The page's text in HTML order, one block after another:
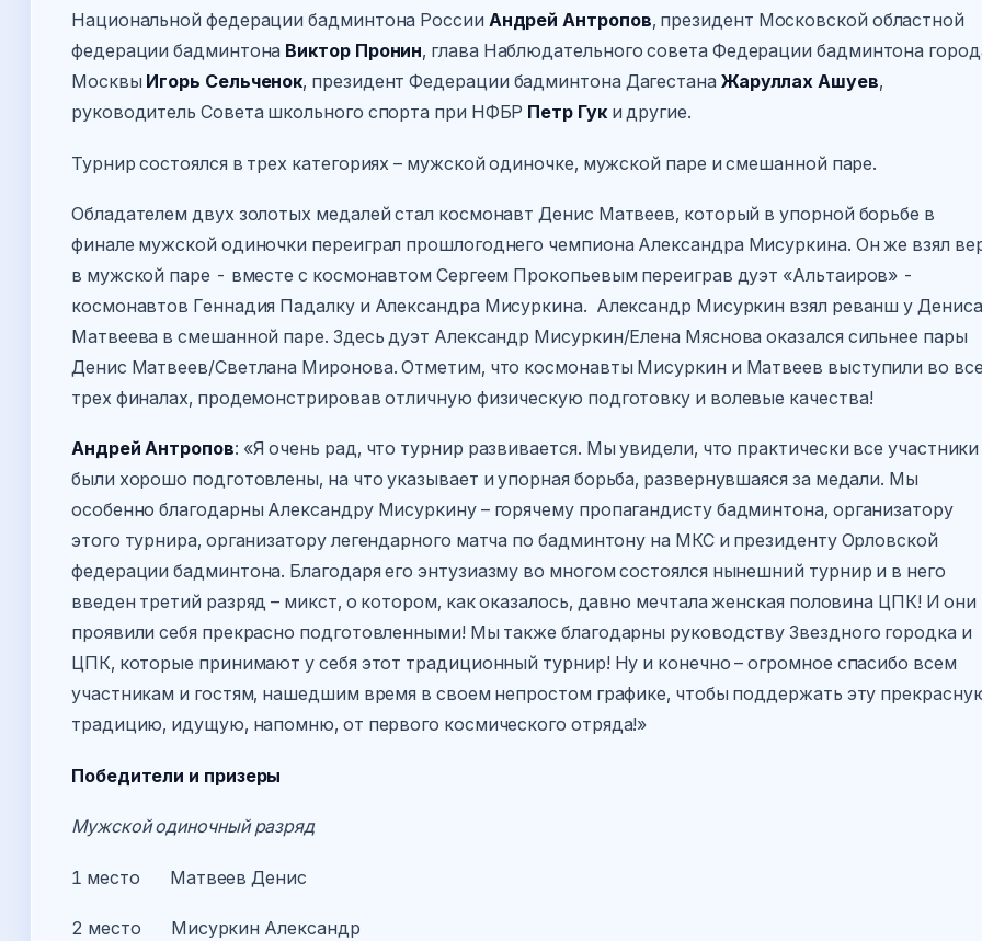
Национальной федерации бадминтона России Андрей Антропов, президент Московской областной
федерации бадминтона Виктор Пронин, глава Наблюдательного совета Федерации бадминтона
Москвы Игорь Сельченок, президент Федерации бадминтона Дагестана Жаруллах Ашуев,
руководитель Совета школьного спорта при НФБР Петр Гуки другие.
Турнир состоялся в трех категориях – мужской одиночке, мужской паре и смешанной паре.
Обладателем двух золотых медалей стал космонавт Денис Матвеев, который в упорной борьбе в
финале мужской одиночки переиграл прошлогоднего чемпиона Александра Мисуркина. Он же взял
в мужской паре - вместе с космонавтом Сергеем Прокопьевым переиграв дуэт «Альтаиров» -
космонавтов Геннадия Падалку и Александра Мисуркина. Александр Мисуркин взял реванш у Дениса
Матвеева в смешанной паре. Здесь дуэт Александр Мисуркин/Елена Мяснова оказался сильнее пары
Денис Матвеев/Светлана Миронова. Отметим, что космонавты Мисуркин и Матвеев выступили во
трех финалах, продемонстрировав отличную физическую подготовку и волевые качества!
Андрей Антропов: «Я очень рад, что турнир развивается. Мы увидели, что практически все участники
были хорошо подготовлены, на что указывает и упорная борьба, развернувшаяся за медали. Мы
особенно благодарны Александру Мисуркину – горячему пропагандисту бадминтона, организатору
этого турнира, организатору легендарного матча по бадминтону на МКС и президенту Орловской
федерации бадминтона. Благодаря его энтузиазму во многом состоялся нынешний турнир и в него
введен третий разряд – микст, о котором, как оказалось, давно мечтала женская половина ЦПК! И они
проявили себя прекрасно подготовленными! Мы также благодарны руководству Звездного городка и
ЦПК, которые принимают у себя этот традиционный турнир! Ну и конечно – огромное спасибо всем
участникам и гостям, нашедшим время в своем непростом графике, чтобы поддержать эту
традицию, идущую, напомню, от первого космического отряда!»
Победители и призеры
Мужской одиночный разряд
1 место Матвеев Денис
2 место Мисуркин Александр